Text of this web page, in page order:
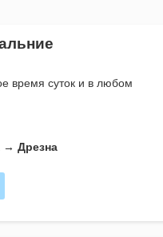
время суток и в любом
→ Дрезна